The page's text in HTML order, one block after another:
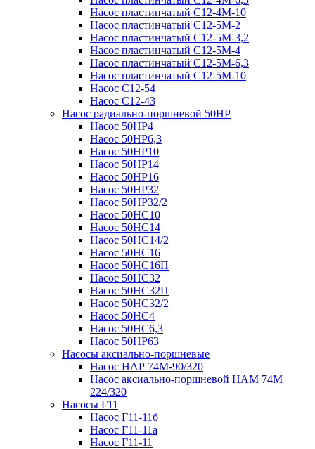
Насос пластинчатый С12-4М-10
Насос пластинчатый С12-5М-2
Насос пластинчатый С12-5М-3,2
Насос пластинчатый С12-5М-4
Насос пластинчатый С12-5М-6,3
Насос пластинчатый С12-5М-10
Насос С12-54
Насос С12-43
Насос радиально-поршневой 50НР
Насос 50НР4
Насос 50НР6,3
Насос 50НР10
Насос 50НР14
Насос 50НР16
Насос 50НР32
Насос 50НР32/2
Насос 50НС10
Насос 50НС14
Насос 50НС14/2
Насос 50НС16
Насос 50НС16П
Насос 50НС32
Насос 50НС32П
Насос 50НС32/2
Насос 50НС4
Насос 50НС6,3
Насос 50НР63
Насосы аксиально-поршневые
Насос НАР 74M-90/320
Насос аксиально-поршневой НАМ 74М
224/320
Насосы Г11
Насос Г11-11б
Насос Г11-11а
Насос Г11-11